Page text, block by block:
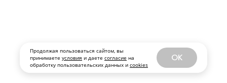
Продолжая пользоваться сайтом, вы
принимаете условия и даете согласие на
обработку пользовательских данных и cookies
OK